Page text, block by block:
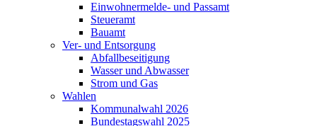
Einwohnermelde- und Passamt
Steueramt
Bauamt
Ver- und Entsorgung
Abfallbeseitigung
Wasser und Abwasser
Strom und Gas
Wahlen
Kommunalwahl 2026
Bundestagswahl 2025